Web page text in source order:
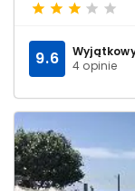
4 opinie
9.6